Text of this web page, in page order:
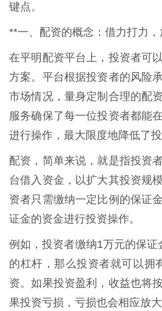
键点。
**一、配资的概念：借力打力
在平明配资平台上，投资者可
方案。平台根据投资者的风险
市场情况，量身定制合理的配
服务确保了每一位投资者都能
进行操作，最大限度地降低了投
配资，简单来说，就是指投资
台借入资金，以扩大其投资规
资者只需缴纳一定比例的保证
证金的资金进行投资操作。
例如，投资者缴纳1万元的保
的杠杆，那么投资者就可以拥
资。如果投资盈利，收益也将
果投资亏损，亏损也会相应放大